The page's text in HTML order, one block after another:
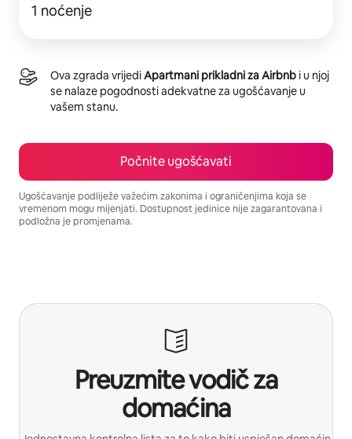
1 noćenje
Ova zgrada vrijediApartmani prikladni za Airbnb i u njoj
se nalaze pogodnosti adekvatne za ugošćavanje u
vašem stanu.
Počnite ugošćavati
Ugošćavanje podliježe važećim zakonima i ograničenjima koja se
vremenom mogu mijenjati. Dostupnost jedinice nije zagarantovana i
podložna je promjenama.
Preuzmite vodič za
domaćina